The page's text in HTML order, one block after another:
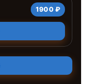
1900 ₽